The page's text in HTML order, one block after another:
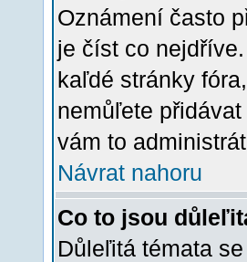
Oznámení často
je číst co
kaľdé stránky
nemůľete
vám to
Návrat nahoru
Co to jsou
Důleľitá témata